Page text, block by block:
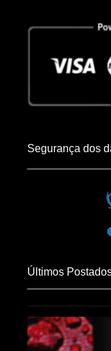
Segurança dos
Últimos